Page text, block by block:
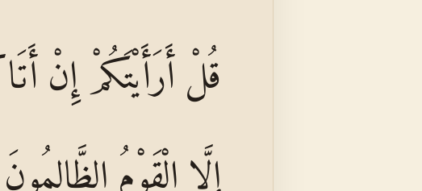
قُلْ أَرَأَيْتَكُمْ إِنْ
إِلَّا الْقَوْمُ الظَّالِمُونَ